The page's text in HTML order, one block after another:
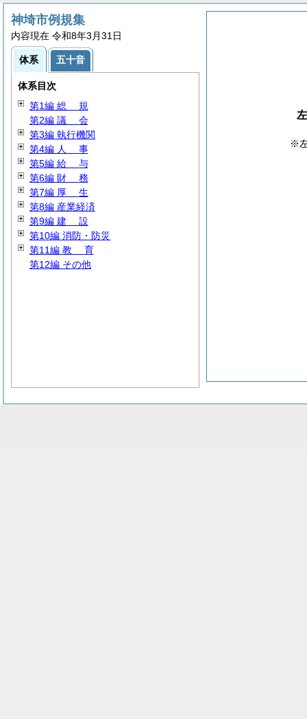
※
神埼市例規集
内容現在 令和8年3月31日
体系 五十音
体系目次
第1編 総 規
第2編 議 会
第3編 執行機関
第4編 人 事
第5編 給 与
第6編 財 務
第7編 厚 生
第8編 産業経済
第9編 建 設
第10編 消防・防災
第11編 教 育
第12編 その他